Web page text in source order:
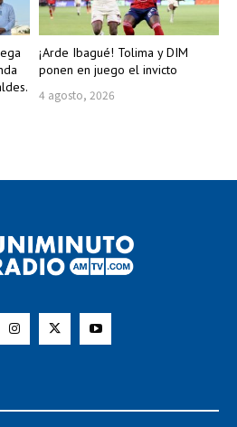
¡Arde Ibagué! Tolima y DIM
ponen en juego el invicto
4 agosto, 2026